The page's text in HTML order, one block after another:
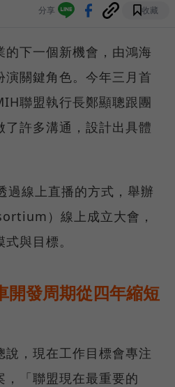
分享 收藏
的下一個新機會，由鴻海
關鍵角色。今年三月首
聯盟執行長鄭顯聰跟團
了許多溝通，設計出具體
過線上直播的方式，舉辦
）線上成立大會，
與目標。
開發周期從四年縮短
，現在工作目標會專注
「聯盟現在最重要的